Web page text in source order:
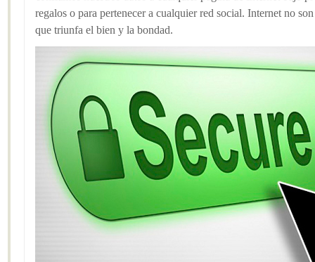
regalos o para pertenecer a cualquier red social. Internet no
que triunfa el bien y la bondad.